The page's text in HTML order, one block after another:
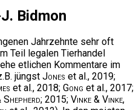
Bidmon
Jahrzehnte sehr oft
Teil legalen Tierhandel
etlichen Kommentare im
jüngst Jones et al., 2019;
et al., 2018; Gong et al., 2017;
Shepherd; 2015; Vinke & Vinke,